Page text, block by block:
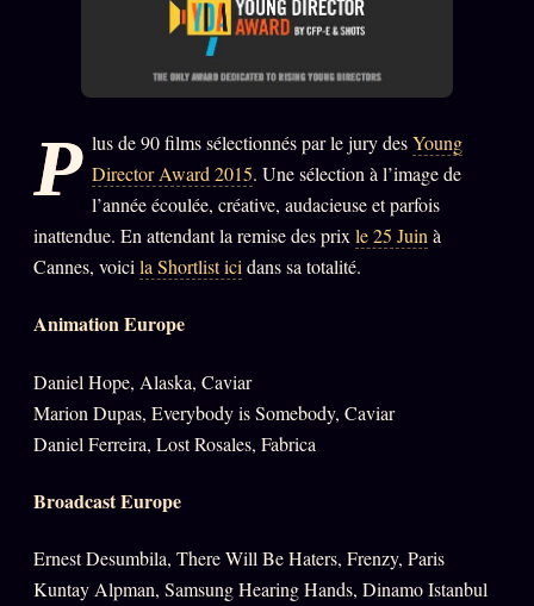
PRÉDICTIONS INFOFICTION
L'ORACLE Z/S 12 PRODUITS
Chat Oracle LIVE
Oracle z/S
Oracle Éclair
Oracle Couples
Oracle Famille
Oracle Parfum
Oracle Anniversaire
Oracle Carte du Jour
P lus de 90 films sélectionnés par le jury desYoung
Director Award 2015. Une sélection à l’image de
l’année écoulée, créative, audacieuse et parfois
inattendue. En attendant la remise des prix le 25 Juin à
Cannes, voici la Shortlist ici dans sa totalité.
Animation Europe
Daniel Hope, Alaska, Caviar
Marion Dupas, Everybody is Somebody, Caviar
Daniel Ferreira, Lost Rosales, Fabrica
Broadcast Europe
Ernest Desumbila, There Will Be Haters, Frenzy, Paris
Kuntay Alpman, Samsung Hearing Hands, Dinamo Istanbul